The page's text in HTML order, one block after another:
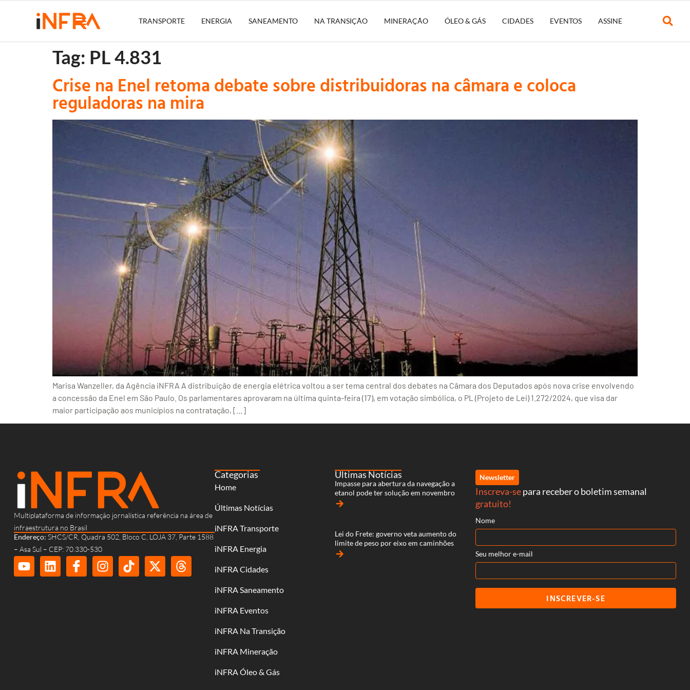
TRANSPORTE ENERGIA SANEAMENTO NA TRANSIÇÃO MINERAÇÃO ÓLEO & GÁS CIDADES EVENTOS ASSINE
Tag: PL 4.831
Crise na Enel retoma debate sobre distribuidoras na câmara e coloca
reguladoras na mira
Marisa Wanzeller, da Agência iNFRA A distribuição de energia elétrica voltou a ser tema central dos debates na Câmara dos Deputados após nova crise envolvendo
a concessão da Enel em São Paulo. Os parlamentares aprovaram na última quinta-feira (17), em votação simbólica, o PL (Projeto de Lei) 1.272/2024, que visa dar
maior participação aos municípios na contratação, […]
Multiplataforma de informação jornalística referência na área de
infraestrutura no Brasil
Endereço: SHCS/CR, Quadra 502, Bloco C, LOJA 37, Parte 1588
– Asa Sul – CEP: 70.330-530
Categorias
Home
Últimas Notícias
iNFRA Transporte
iNFRA Energia
iNFRA Cidades
iNFRA Saneamento
iNFRA Eventos
iNFRA Na Transição
iNFRA Mineração
iNFRA Óleo & Gás
Últimas Notícias
Impasse para abertura da navegação a
etanol pode ter solução em novembro
arrow_forward
Lei do Frete: governo veta aumento do
limite de peso por eixo em caminhões
arrow_forward
Newsletter
Inscreva-separa receber o boletim semanal
gratuito!
Nome
Seu melhor e-mail
INSCREVER-SE